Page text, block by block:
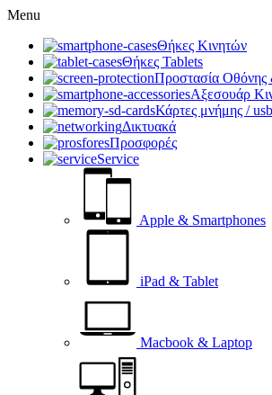
Menu
Θήκες Κινητών
Θήκες Tablets
Προστασία
Αξεσουάρ
Κάρτες μνήμης /
Δικτυακά
Προσφορές
Service
Apple & Smartphones
iPad & Tablet
Macbook & Laptop